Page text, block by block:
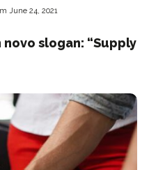
June 24, 2021
slogan: “Supply